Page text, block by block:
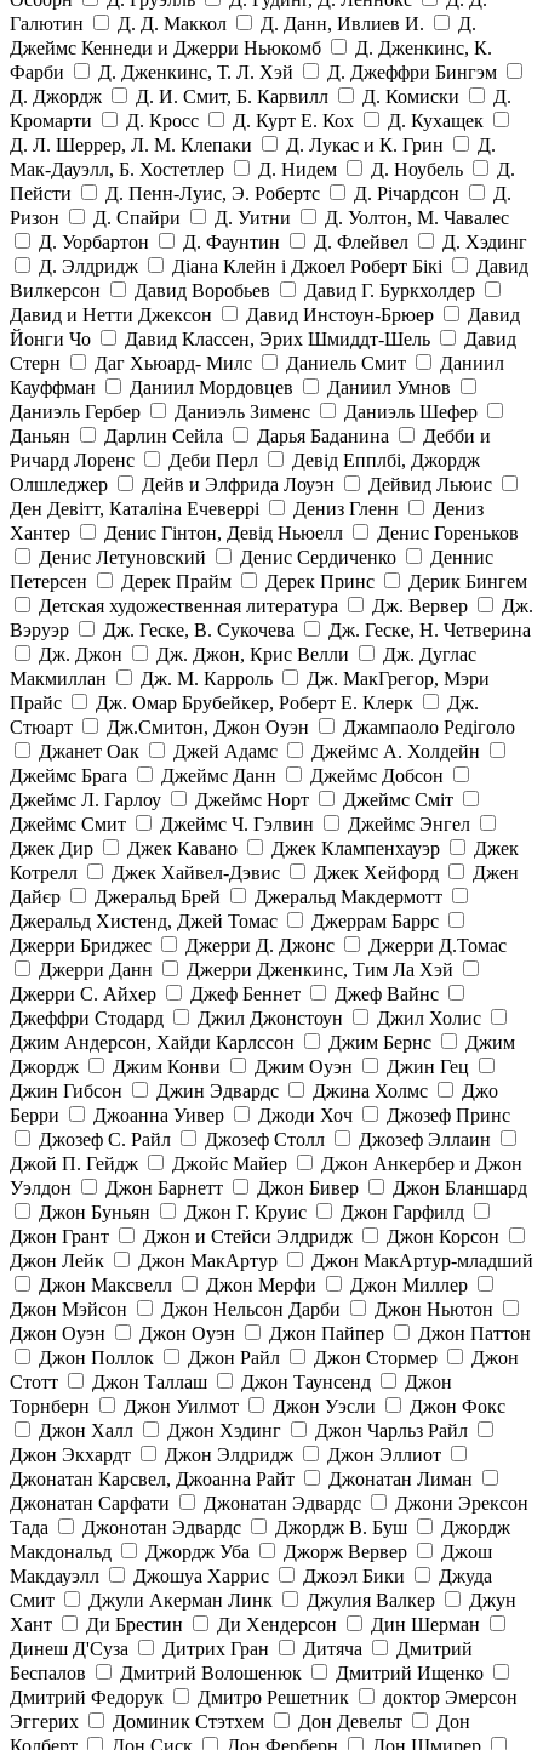
Галютин
Д. Д. Маккол Д. Данн, Ивлиев И.
Д.
Джеймс Кеннеди и Джерри Ньюкомб
Д. Дженкинс, К.
Фарби
Д. Дженкинс, Т. Л. Хэй
Д. Джеффри Бингэм
Д. Джордж
Д. И. Смит, Б. Карвилл Д. Комиски
Д.
Кромарти
Д. Кросс Д. Курт Е. Кох
Д. Кухащек
Д. Л. Шеррер, Л. М. Клепаки
Д. Лукас и К. Грин
Д.
Мак-Дауэлл, Б. Хостетлер
Д. Нидем Д. Ноубель
Д.
Пейсти
Д. Пенн-Луис, Э. Робертс Д. Річардсон
Д.
Ризон
Д. Спайри Д. Уитни
Д. Уолтон, М. Чавалес
Д. Уорбартон
Д. Фаунтин Д. Флейвел
Д. Хэдинг
Д. Элдридж
Діана Клейн і Джоел Роберт Бікі
Давид
Вилкерсон
Давид Воробьев
Давид Г. Буркхолдер
Давид и Нетти Джексон
Давид Инстоун-Брюер
Давид
Йонги Чо
Давид Классен, Эрих Шмиддт-Шель
Давид
Стерн
Даг Хьюард- Милс Даниель Смит
Даниил
Кауффман
Даниил Мордовцев
Даниил Умнов
Даниэль Гербер
Даниэль Зименс
Даниэль Шефер
Даньян
Дарлин Сейла Дарья Баданина
Дебби и
Ричард Лоренс
Деби Перл
Девід Епплбі, Джордж
Олшледжер
Дейв и Элфрида Лоуэн
Дейвид Льюис
Ден Девітт, Каталіна Ечеверрі
Дениз Гленн
Дениз
Хантер
Денис Гінтон, Девід Ньюелл
Денис Гореньков
Денис Летуновский
Денис Сердиченко
Деннис
Петерсен
Дерек Прайм Дерек Принс
Дерик Бингем
Детская художественная литература
Дж. Вервер
Дж.
Вэруэр
Дж. Геске, В. Сукочева
Дж. Геске, Н. Четверина
Дж. Джон
Дж. Джон, Крис Велли
Дж. Дуглас
Макмиллан
Дж. М. Карроль
Дж. МакГрегор, Мэри
Прайс
Дж. Омар Брубейкер, Роберт Е. Клерк
Дж.
Стюарт
Дж.Смитон, Джон Оуэн
Джампаоло Редіголо
Джанет Оак
Джей Адамс
Джеймс А. Холдейн
Джеймс Брага
Джеймс Данн
Джеймс Добсон
Джеймс Л. Гарлоу
Джеймс Норт
Джеймс Сміт
Джеймс Смит
Джеймс Ч. Гэлвин
Джеймс Энгел
Джек Дир
Джек Кавано Джек Клампенхауэр
Джек
Котрелл
Джек Хайвел-Дэвис Джек Хейфорд
Джен
Дайєр
Джеральд Брей
Джеральд Макдермотт
Джеральд Хистенд, Джей Томас
Джеррам Баррс
Джерри Бриджес
Джерри Д. Джонс
Джерри Д.Томас
Джерри Данн
Джерри Дженкинс, Тим Ла Хэй
Джерри С. Айхер
Джеф Беннет
Джеф Вайнс
Джеффри Стодард
Джил Джонстоун
Джил Холис
Джим Андерсон, Хайди Карлссон
Джим Бернс
Джим
Джордж
Джим Конви Джим Оуэн
Джин Гец
Джин Гибсон
Джин Эдвардс Джина Холмс
Джо
Берри
Джоанна Уивер Джоди Хоч
Джозеф Принс
Джозеф С. Райл
Джозеф Столл
Джозеф Эллаин
Джой П. Гейдж
Джойс Майер
Джон Анкербер и Джон
Уэлдон
Джон Барнетт Джон Бивер
Джон Бланшард
Джон Буньян
Джон Г. Круис
Джон Гарфилд
Джон Грант
Джон и Стейси Элдридж
Джон Корсон
Джон Лейк
Джон МакАртур
Джон МакАртур-младший
Джон Максвелл
Джон Мерфи
Джон Миллер
Джон Мэйсон
Джон Нельсон Дарби
Джон Ньютон
Джон Оуэн
Джон Оуэн Джон Пайпер
Джон Паттон
Джон Поллок
Джон Райл Джон Стормер
Джон
Стотт
Джон Таллаш Джон Таунсенд
Джон
Торнберн
Джон Уилмот Джон Уэсли
Джон Фокс
Джон Халл
Джон Хэдинг
Джон Чарльз Райл
Джон Экхардт
Джон Элдридж
Джон Эллиот
Джонатан Карсвел, Джоанна Райт
Джонатан Лиман
Джонатан Сарфати
Джонатан Эдвардс
Джони Эрексон
Тада
Джонотан Эдвардс Джордж В. Буш
Джордж
Макдональд
Джордж Уба Джорж Вервер
Джош
Макдауэлл
Джошуа Харрис Джоэл Бики
Джуда
Смит
Джули Акерман Линк Джулия Валкер
Джун
Хант
Ди Брестин Ди Хендерсон
Дин Шерман
Динеш Д'Суза
Дитрих Гран Дитяча
Дмитрий
Беспалов
Дмитрий Волошенюк
Дмитрий Ищенко
Дмитрий Федорук
Дмитро Решетник
доктор Эмерсон
Эггерих
Доминик Стэтхем Дон Девельт
Дон